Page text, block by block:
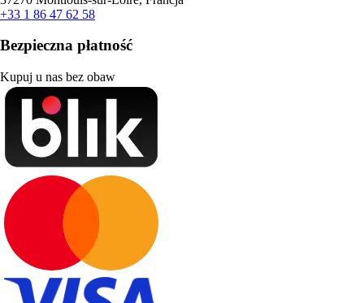
+33 1 86 47 62 58
Bezpieczna płatność
Kupuj u nas bez obaw